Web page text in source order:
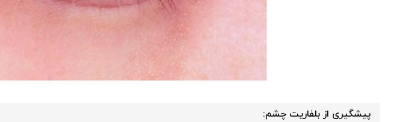
پیشگیری از بلفاریت چشم: